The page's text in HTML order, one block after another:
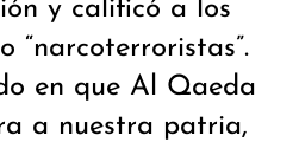
y calificó a los
“narcoterroristas”.
en que Al Qaeda
a nuestra patria,